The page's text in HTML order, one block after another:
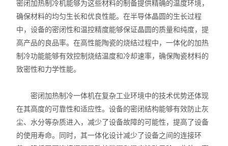
仪器、真空推车
火焰光度计
酸度计
高压反应釜
冷冻干燥机
密闭加热制冷机能够为这些材料的制备提供精确的温度环境，
确保材料的均匀生长和优良性能。在半导体晶圆的生长过程
中，设备的密闭性和温控精度能够保证晶圆的质量和纯度，提
高产品的良品率。在高性能陶瓷的烧结过程中，一体化的加热
制冷功能能够有效控制烧结温度和冷却速率，确保陶瓷材料的
致密性和力学性能。
密闭加热制冷一体机在复杂工业环境中的技术优势还体现
在其高度的可靠性和适应性。设备的密闭结构能够有效防止灰
尘、水分等杂质进入，减少了设备故障的可能性，提高了设备
的使用寿命。同时，其一体化设计减少了设备之间的连接环